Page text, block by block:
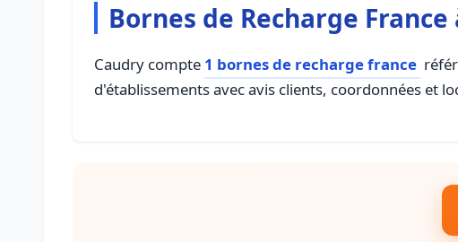
Bornes de Recharge France
Caudry compte 1 bornes de recharge france
d'établissements avec avis clients, coordonnées et